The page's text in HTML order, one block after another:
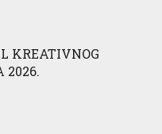
KREATIVNOG
2026.